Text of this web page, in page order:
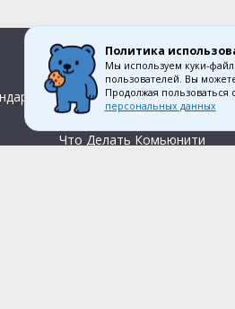
О компании
Вакансии
Контакты
О нас
Что Делать Комьюнити
Политика
Мы используем куки-
пользователей. Вы
Продолжая
персональных данных